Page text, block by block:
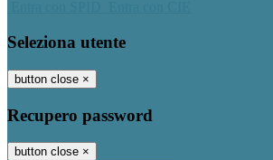
Seleziona utente
button close ×
Recupero password
button close ×